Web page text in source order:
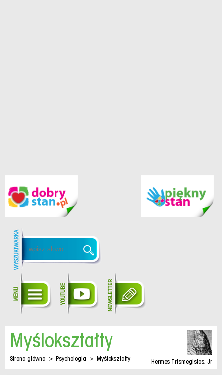
Hermes Trismegistos, Jr
Myślokształty
Strona główna > Psychologia > Myślokształty